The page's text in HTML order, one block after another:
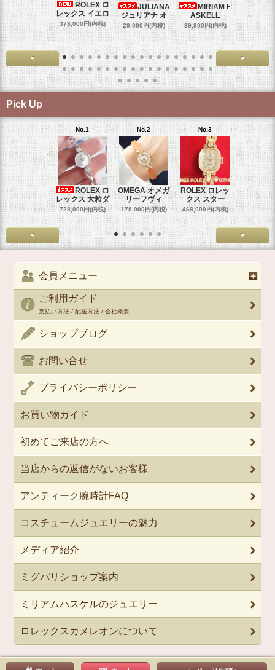
ROLEX ロ
レックス イエロ
378,000円(内税)
JULIANA
ジュリアナ オ
29,000円(内税)
MIRIAM H
ASKELL
39,800円(内税)
オメガマ
スダ
458,000円
< >
Pick Up
No.1
ROLEX ロ
レックス 大粒ダ
728,000円(内税)
No.2
OMEGA オメガ
リーフヴィ
178,000円(内税)
No.3
ROLEX ロレッ
クス スター
468,000円(内税)
No.4
ROLEX
クス
458,000円
< >
会員メニュー
ご利用ガイド
支払い方法 / 配送方法 / 会社概要
ショップブログ
お問い合せ
プライバシーポリシー
お買い物ガイド
初めてご来店の方へ
当店からの返信がないお客様
アンティーク腕時計FAQ
コスチュームジュエリーの魅力
メディア紹介
ミグパリショップ案内
ミリアムハスケルのジュエリー
ロレックスカメレオンについて